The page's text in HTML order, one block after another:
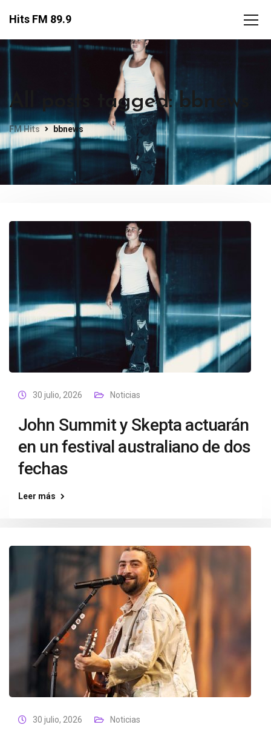
Hits FM 89.9
All posts tagged: bbnews
FM Hits bbnews
30 julio, 2026 Noticias
John Summit y Skepta actuarán
en un festival australiano de dos
fechas
Leer más
30 julio, 2026 Noticias